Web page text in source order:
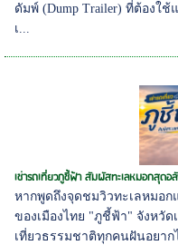
ดัมพ์ (Dump Trailer) ที่ต้องใ
เ...
เช่ารถเที่ยวภูชี้ฟ้า สัมผัสทะเลหมอกสุดอ
หากพูดถึงจุดชมวิวทะเลหมอ
ของเมืองไทย "ภูชี้ฟ้า" จังหวั
เที่ยวธรรมชาติทุกคนฝันอยาก